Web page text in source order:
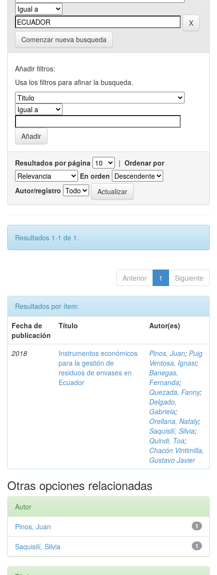
Comenzar nueva busqueda
Añadir filtros:
Usa los filtros para afinar la busqueda.
Resultados por página | Ordenar por
En orden
Autor/registro
Resultados 1-1 de 1.
Anterior 1 Siguiente
Resultados por ítem:
Fecha de
publicación
Título Autor(es)
2018
Instrumentos económicos
para la gestión de
residuos de envases en
Ecuador
Pinos, Juan; Puig
Ventosa, Ignasi;
Banegas,
Fernanda;
Quezada, Fanny;
Delgado,
Gabriela;
Orellana, Nataly;
Saquisilí, Silvia;
Quindi, Toa;
Chacón Vintimilla,
Gustavo Javier
Otras opciones relacionadas
Autor
1
Pinos, Juan
1
Saquisilí, Silvia